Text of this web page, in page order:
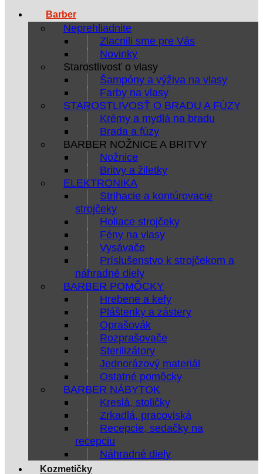
Barber
Neprehliadnite
Zlacnili sme pre Vás
Novinky
Starostlivosť o vlasy
Šampóny a výživa na vlasy
Farby na vlasy
STAROSTLIVOSŤ O BRADU A FÚZY
Krémy a mydlá na bradu
Brada a fúzy
BARBER NOŽNICE A BRITVY
Nožnice
Britvy a žiletky
ELEKTRONIKA
Strihacie a kontúrovacie
strojčeky
Holiace strojčeky
Fény na vlasy
Vysávače
Príslušenstvo k strojčekom a
náhradné diely
BARBER POMÔCKY
Hrebene a kefy
Pláštenky a zástery
Oprašovák
Rozprašovače
Sterilizátory
Jednorázový materiál
Ostatné pomôcky
BARBER NÁBYTOK
Kreslá, stoličky
Zrkadlá, pracoviská
Recepcie, sedačky na
recepciu
Náhradné diely
Kozmetičky